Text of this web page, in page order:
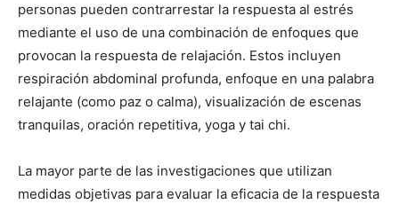
personas pueden contrarrestar la respuesta al estrés
mediante el uso de una combinación de enfoques que
provocan la respuesta de relajación. Estos incluyen
respiración abdominal profunda, enfoque en una palabra
relajante (como paz o calma), visualización de escenas
tranquilas, oración repetitiva, yoga y tai chi.
La mayor parte de las investigaciones que utilizan
medidas objetivas para evaluar la eficacia de la respuesta